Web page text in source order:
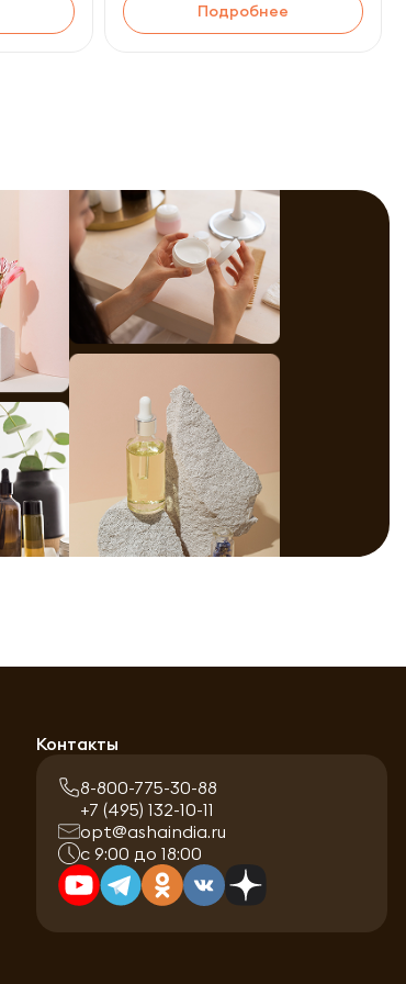
Подробнее
Контакты
8-800-775-30-88
+7 (495) 132-10-11
opt@ashaindia.ru
с 9:00 до 18:00